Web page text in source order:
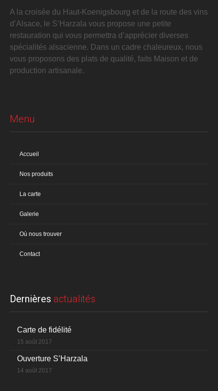
A la croisée du Haut-Koenigsbourg et de la route des vins
d’Alsace, le S’Harzala vous propose une petite
restauration qui vous permettra d’apprécier diverses
spécialités alsacienne. Dans un cadre chaleureux, nous
vous proposons des plats de qualité, faits Maison et de
production artisanale.
Menu
Accueil
Nos produits
La carte
Galerie
Où nous trouver
Contact
Dernières actualités
Carte de fidélité
15 août 2017
Ouverture S’Harzala
14 août 2017